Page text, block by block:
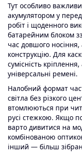
Тут особливо
акумулятором у
робіт і щоденного
батарейним блоком
час довшого носіння,
конструкцію. Для
сумісність
універсальні ремені.
Налобний формат
світла без різкого
втомлюються при
русі стежкою. Якщо
варто дивитися на
комбінованою
інший — більш